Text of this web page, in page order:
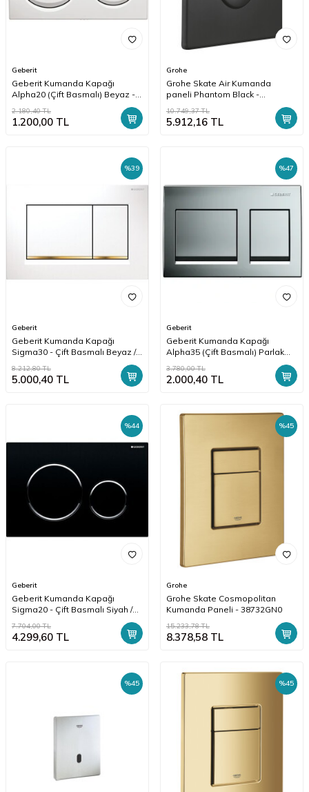
Geberit
Geberit Kumanda Kapağı
Alpha20 (Çift Basmalı) Beyaz -
2.180,40TL
1.200,00 TL
Grohe
Grohe Skate Air Kumanda
paneli Phantom Black -
10.749,37TL
5.912,16 TL
%39
Geberit
Geberit Kumanda Kapağı
Sigma30 - Çift Basmalı Beyaz /
8.212,80TL
5.000,40 TL
%47
Geberit
Geberit Kumanda Kapağı
Alpha35 (Çift Basmalı) Parlak
3.780,00TL
2.000,40 TL
%44
Geberit
Geberit Kumanda Kapağı
Sigma20 - Çift Basmalı Siyah /
7.704,00TL
4.299,60 TL
%45
Grohe
Grohe Skate Cosmopolitan
Kumanda Paneli - 38732GN0
15.233,78TL
8.378,58 TL
%45 %45